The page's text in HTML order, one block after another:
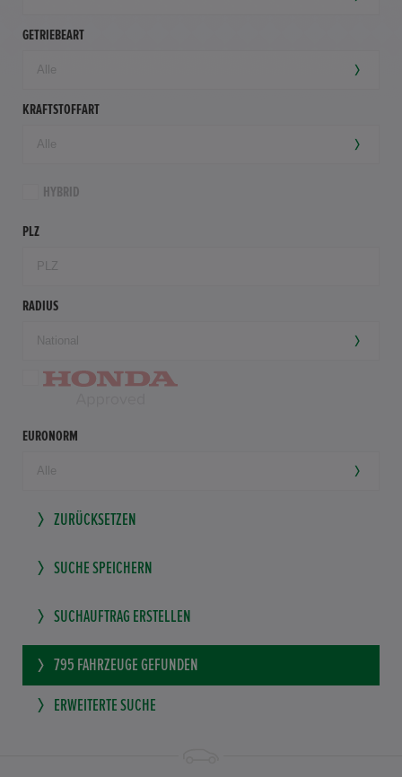
GETRIEBEART
KRAFTSTOFFART
HYBRID
PLZ
RADIUS
EURONORM
ZURÜCKSETZEN
SUCHE SPEICHERN
SUCHAUFTRAG ERSTELLEN
795 FAHRZEUGE GEFUNDEN
ERWEITERTE SUCHE